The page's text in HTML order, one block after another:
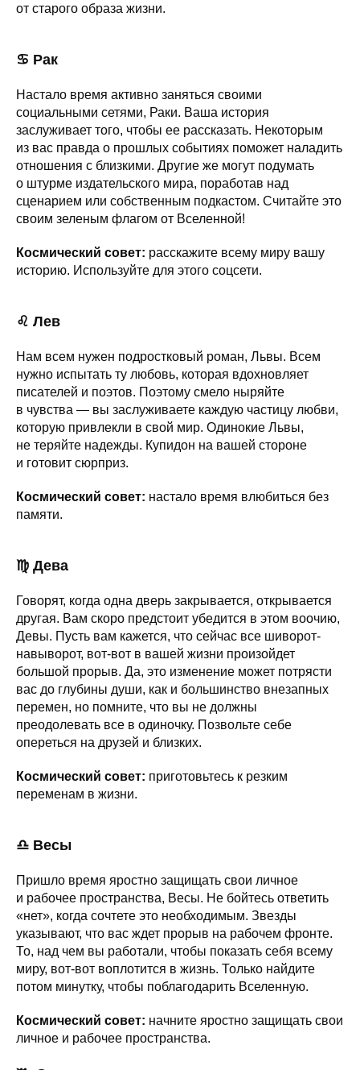
от старого образа жизни.
♋ Рак
Настало время активно заняться своими
социальными сетями, Раки. Ваша история
заслуживает того, чтобы ее рассказать. Некоторым
из вас правда о прошлых событиях поможет наладить
отношения с близкими. Другие же могут подумать
о штурме издательского мира, поработав над
сценарием или собственным подкастом. Считайте это
своим зеленым флагом от Вселенной!
Космический совет: расскажите всему миру вашу
историю. Используйте для этого соцсети.
♌ Лев
Нам всем нужен подростковый роман, Львы. Всем
нужно испытать ту любовь, которая вдохновляет
писателей и поэтов. Поэтому смело ныряйте
в чувства — вы заслуживаете каждую частицу любви,
которую привлекли в свой мир. Одинокие Львы,
не теряйте надежды. Купидон на вашей стороне
и готовит сюрприз.
Космический совет: настало время влюбиться без
памяти.
♍ Дева
Говорят, когда одна дверь закрывается, открывается
другая. Вам скоро предстоит убедится в этом воочию,
Девы. Пусть вам кажется, что сейчас все шиворот-
навыворот, вот-вот в вашей жизни произойдет
большой прорыв. Да, это изменение может потрясти
вас до глубины души, как и большинство внезапных
перемен, но помните, что вы не должны
преодолевать все в одиночку. Позвольте себе
опереться на друзей и близких.
Космический совет: приготовьтесь к резким
переменам в жизни.
♎ Весы
Пришло время яростно защищать свои личное
и рабочее пространства, Весы. Не бойтесь ответить
«нет», когда сочтете это необходимым. Звезды
указывают, что вас ждет прорыв на рабочем фронте.
То, над чем вы работали, чтобы показать себя всему
миру, вот-вот воплотится в жизнь. Только найдите
потом минутку, чтобы поблагодарить Вселенную.
Космический совет: начните яростно защищать свои
личное и рабочее пространства.